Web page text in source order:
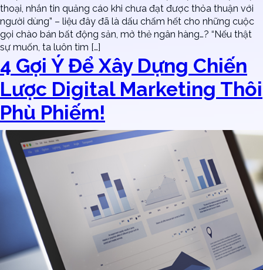
thoại, nhắn tin quảng cáo khi chưa đạt được thỏa thuận với
người dùng” – liệu đây đã là dấu chấm hết cho những cuộc
gọi chào bán bất động sản, mở thẻ ngân hàng…? “Nếu thật
sự muốn, ta luôn tìm […]
4 Gợi Ý Để Xây Dựng Chiến
Lược Digital Marketing Thôi
Phù Phiếm!